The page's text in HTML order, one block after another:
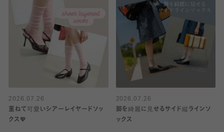
2026.07.26
重ねて可愛いシアーレイヤードソッ
クス💖
2026.07.26
脚を綺麗に見せるサイド縦ラインソ
ックス